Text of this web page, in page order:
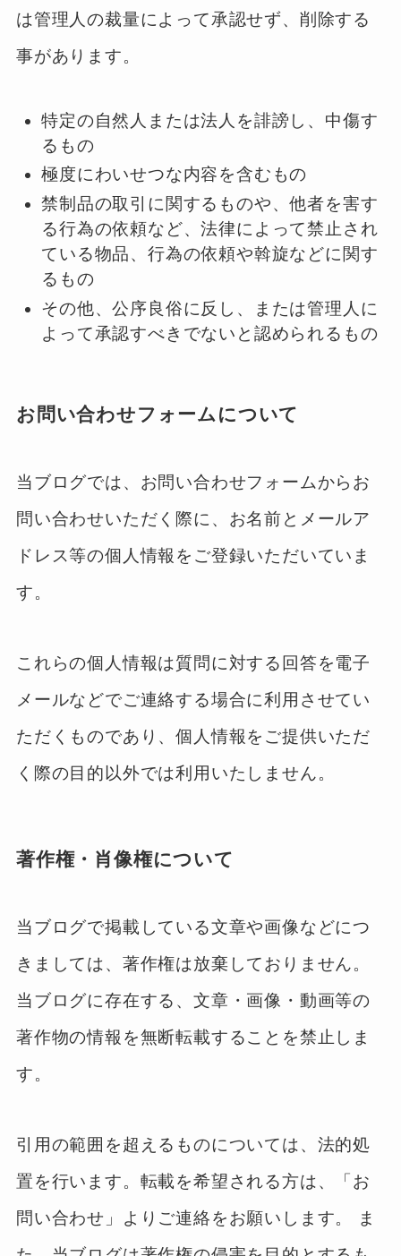
は管理人の裁量によって承認せず、削除する
事があります。
特定の自然人または法人を誹謗し、中傷す
るもの
極度にわいせつな内容を含むもの
禁制品の取引に関するものや、他者を害す
る行為の依頼など、法律によって禁止され
ている物品、行為の依頼や斡旋などに関す
るもの
その他、公序良俗に反し、または管理人に
よって承認すべきでないと認められるもの
お問い合わせフォームについて
当ブログでは、お問い合わせフォームからお
問い合わせいただく際に、お名前とメールア
ドレス等の個人情報をご登録いただいていま
す。
これらの個人情報は質問に対する回答を電子
メールなどでご連絡する場合に利用させてい
ただくものであり、個人情報をご提供いただ
く際の目的以外では利用いたしません。
著作権・肖像権について
当ブログで掲載している文章や画像などにつ
きましては、著作権は放棄しておりません。
当ブログに存在する、文章・画像・動画等の
著作物の情報を無断転載することを禁止しま
す。
引用の範囲を超えるものについては、法的処
置を行います。転載を希望される方は、「お
問い合わせ」よりご連絡をお願いします。 ま